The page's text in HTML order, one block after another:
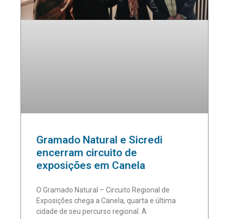
Gramado Natural e Sicredi
encerram circuito de
exposições em Canela
O Gramado Natural – Circuito Regional de
Exposições chega a Canela, quarta e última
cidade de seu percurso regional. A